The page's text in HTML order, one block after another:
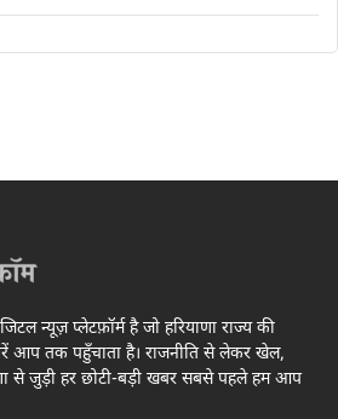
न्यूज़ प्लेटफ़ॉर्म है जो हरियाणा राज्य की
आप तक पहुँचाता है। राजनीति से लेकर खेल,
से जुड़ी हर छोटी-बड़ी खबर सबसे पहले हम आप